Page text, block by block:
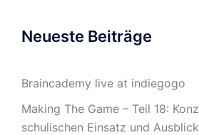
Neueste Beiträge
Braincademy live at indiegogo
Making The Game – Teil 18:
schulischen Einsatz und Ausblick